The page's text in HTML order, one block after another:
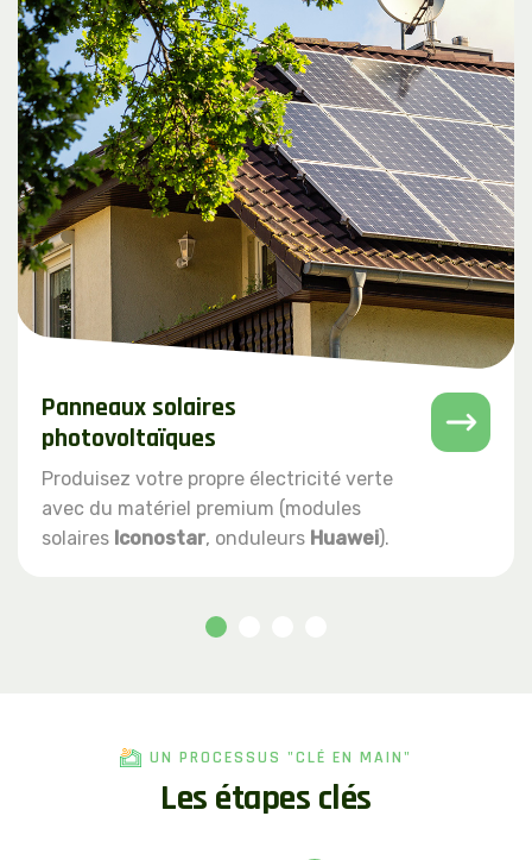
Panneaux solaires
photovoltaïques
Produisez votre propre électricité verte
avec du matériel premium (modules
solaires Iconostar, onduleurs Huawei).
UN PROCESSUS "CLÉ EN MAIN"
Les étapes clés